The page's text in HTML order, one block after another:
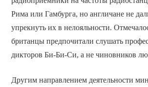
Рима или Гамбурга, но англичане не
упрекнуть их в нелояльности.
британцы предпочитали слушать
дикторов Би-Би-Си, а не чиновников
Другим направлением деятельности